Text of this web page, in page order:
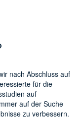
nach Abschluss auf
für die
auf
auf der Suche
zu verbessern.